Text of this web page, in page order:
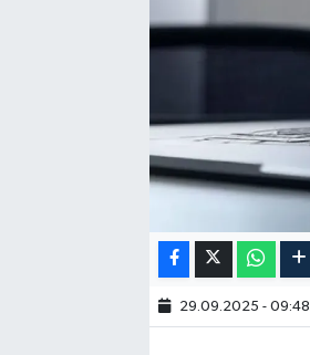
29.09.2025 - 09:48